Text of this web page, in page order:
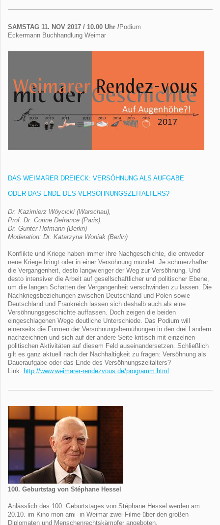
SAMSTAG 11. NOV 2017 / 10.00 Uhr /Podium
Eckermann Buchhandlung Weimar
DAS WEIMARER DREIECK: VERSÖHNUNG ALS AUFGABE
ODER DAS ENDE DES VERSÖHNUNGSZEITALTERS?
Dr. Kazimierz Wóycicki (Warschau),
Prof. Dr. Corine Defrance (Paris),
Dr. Gunter Hofmann (Berlin)
Moderation: Dr. Katarzyna Woniak (Berlin)
Konflikte und Kriege haben immer ihre Nachgeschichte, die entweder
neue Kriege bringt oder in einer Versöhnung mündet. Je schmerzhafter
die Vergangenheit, desto langwieriger der Weg zur Versöhnung. Und
desto intensiver die Arbeit auf gesellschaftlicher und politischer Ebene,
um die langen Schatten der Vergangenheit verschwinden zu lassen. Die
Nachkriegsbeziehungen zwischen Deutschland und Polen sowie
Deutschland und Frankreich lassen sich deshalb auch als eine
Versöhnungsgeschichte auffassen. Doch zeigen die beiden
eingeschlagenen Wege deutliche Unterschiede. Das Podium will
einerseits die Formen der Versöhnungsbemühungen in den drei Ländern
nachzeichnen und sich auf der andere Seite kritisch mit einzelnen
politischen Aktivitäten auf diesem Feld auseinandersetzen. Schließlich
gilt es ganz aktuell nach der Nachhaltigkeit zu fragen: Versöhnung als
Daueraufgabe oder das Ende des Versöhnungszeitalters?
Link: http://www.weimarer-rendezvous.de/programm.html
100. Geburtstag von Stéphane Hessel
Anlässlich des 100. Geburtstages von Stéphane Hessel werden am
20.10. im Kino mon ami in Weimar zwei Filme über den großen
Diplomaten und Menschenrechtskämpfer angeboten.